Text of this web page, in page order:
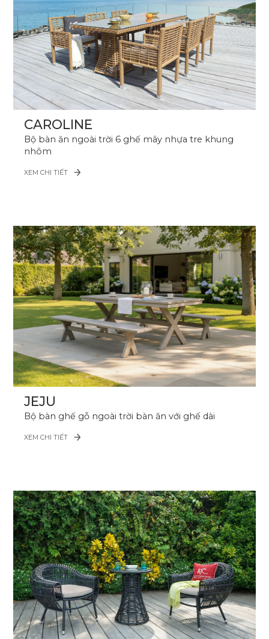
CAROLINE
Bộ bàn ăn ngoài trời 6 ghế mây nhựa tre khung
nhôm
XEM CHI TIẾT
JEJU
Bộ bàn ghế gỗ ngoài trời bàn ăn với ghế dài
XEM CHI TIẾT